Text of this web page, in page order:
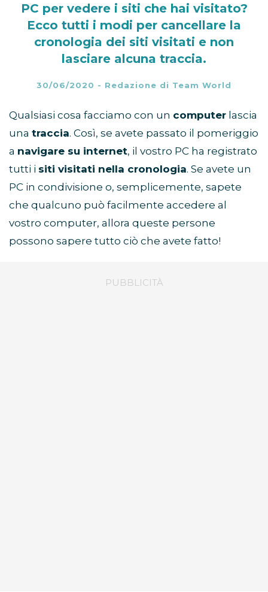
PC per vedere i siti che hai visitato?
Ecco tutti i modi per cancellare la
cronologia dei siti visitati e non
lasciare alcuna traccia.
30/06/2020 - Redazione di Team World
Qualsiasi cosa facciamo con un computer lascia
una traccia. Così, se avete passato il pomeriggio
a navigare su internet, il vostro PC ha registrato
tutti i siti visitati nella cronologia. Se avete un
PC in condivisione o, semplicemente, sapete
che qualcuno può facilmente accedere al
vostro computer, allora queste persone
possono sapere tutto ciò che avete fatto!